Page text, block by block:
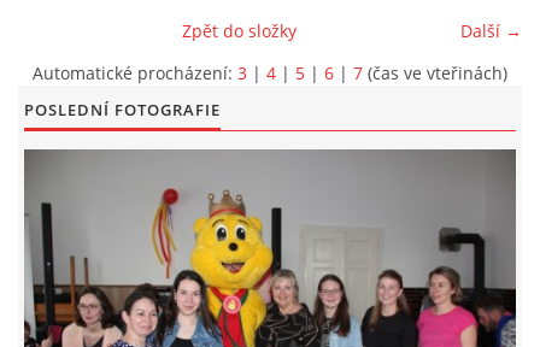
© 2026 eStránky.cz |Aktualizováno: 5. 6. 2026|Nahoru ↑
Další →
Zpět do složky
Automatické procházení: 3 | 4 | 5 | 6 | 7 (čas ve vteřinách)
POSLEDNÍ FOTOGRAFIE